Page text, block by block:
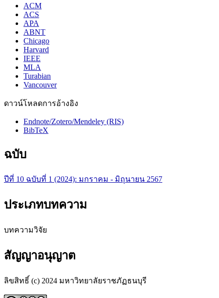
ACM
ACS
APA
ABNT
Chicago
Harvard
IEEE
MLA
Turabian
Vancouver
ดาวน์โหลดการอ้างอิง
Endnote/Zotero/Mendeley (RIS)
BibTeX
ฉบับ
ปีที่ 10 ฉบับที่ 1 (2024): มกราคม - มิถุนายน 2567
ประเภทบทความ
บทความวิจัย
สัญญาอนุญาต
ลิขสิทธิ์ (c) 2024 มหาวิทยาลัยราชภัฏธนบุรี